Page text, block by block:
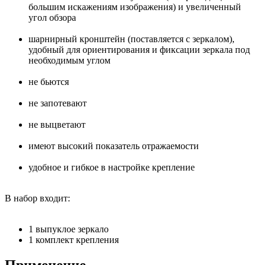
большим искажениям изображения) и увеличенный
угол обзора
шарнирный кронштейн (поставляется с зеркалом),
удобный для ориентирования и фиксации зеркала под
необходимым углом
не бьются
не запотевают
не выцветают
имеют высокий показатель отражаемости
удобное и гибкое в настройке крепление
В набор входит:
1 выпуклое зеркало
1 комплект крепления